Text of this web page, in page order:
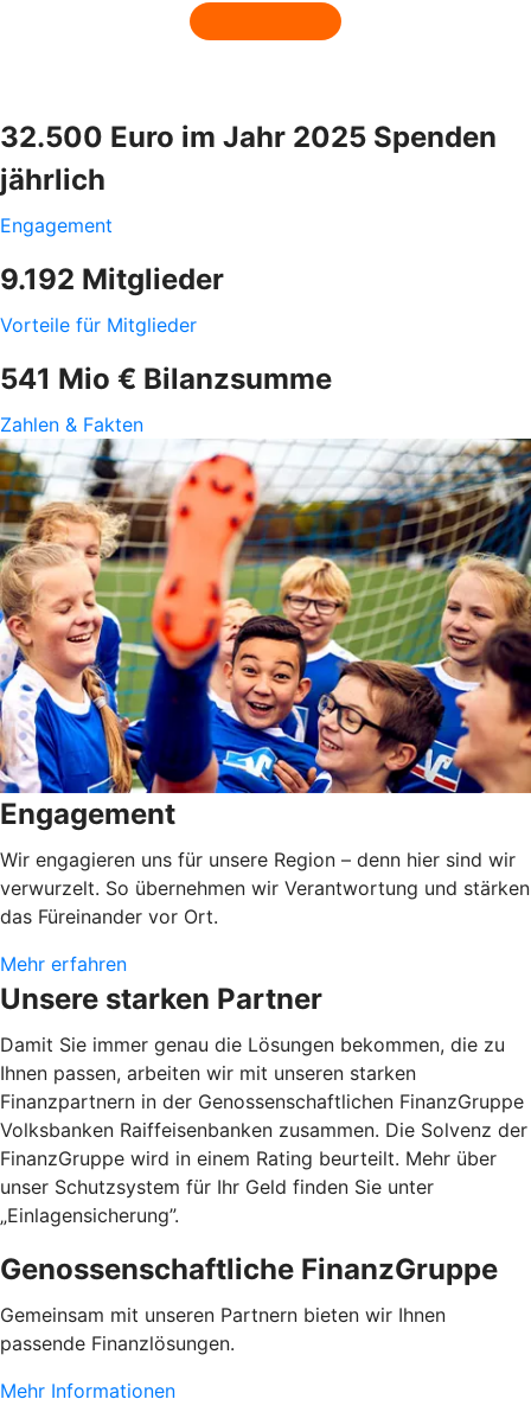
32.500 Euro im Jahr 2025 Spenden
jährlich
Engagement
9.192 Mitglieder
Vorteile für Mitglieder
541 Mio € Bilanzsumme
Zahlen & Fakten
Engagement
Wir engagieren uns für unsere Region – denn hier sind wir
verwurzelt. So übernehmen wir Verantwortung und stärken
das Füreinander vor Ort.
Mehr erfahren
Unsere starken Partner
Damit Sie immer genau die Lösungen bekommen, die zu
Ihnen passen, arbeiten wir mit unseren starken
Finanzpartnern in der Genossenschaftlichen FinanzGruppe
Volksbanken Raiffeisenbanken zusammen. Die Solvenz der
FinanzGruppe wird in einem Rating beurteilt. Mehr über
unser Schutzsystem für Ihr Geld finden Sie unter
„Einlagensicherung”.
Genossenschaftliche FinanzGruppe
Gemeinsam mit unseren Partnern bieten wir Ihnen
passende Finanzlösungen.
Mehr Informationen